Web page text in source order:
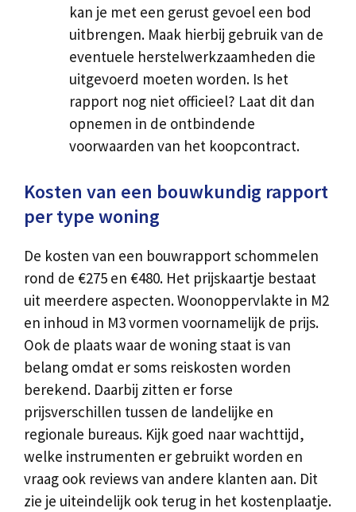
kan je met een gerust gevoel een bod
uitbrengen. Maak hierbij gebruik van de
eventuele herstelwerkzaamheden die
uitgevoerd moeten worden. Is het
rapport nog niet officieel? Laat dit dan
opnemen in de ontbindende
voorwaarden van het koopcontract.
Kosten van een bouwkundig rapport
per type woning
De kosten van een bouwrapport schommelen
rond de €275 en €480. Het prijskaartje bestaat
uit meerdere aspecten. Woonoppervlakte in M2
en inhoud in M3 vormen voornamelijk de prijs.
Ook de plaats waar de woning staat is van
belang omdat er soms reiskosten worden
berekend. Daarbij zitten er forse
prijsverschillen tussen de landelijke en
regionale bureaus. Kijk goed naar wachttijd,
welke instrumenten er gebruikt worden en
vraag ook reviews van andere klanten aan. Dit
zie je uiteindelijk ook terug in het kostenplaatje.